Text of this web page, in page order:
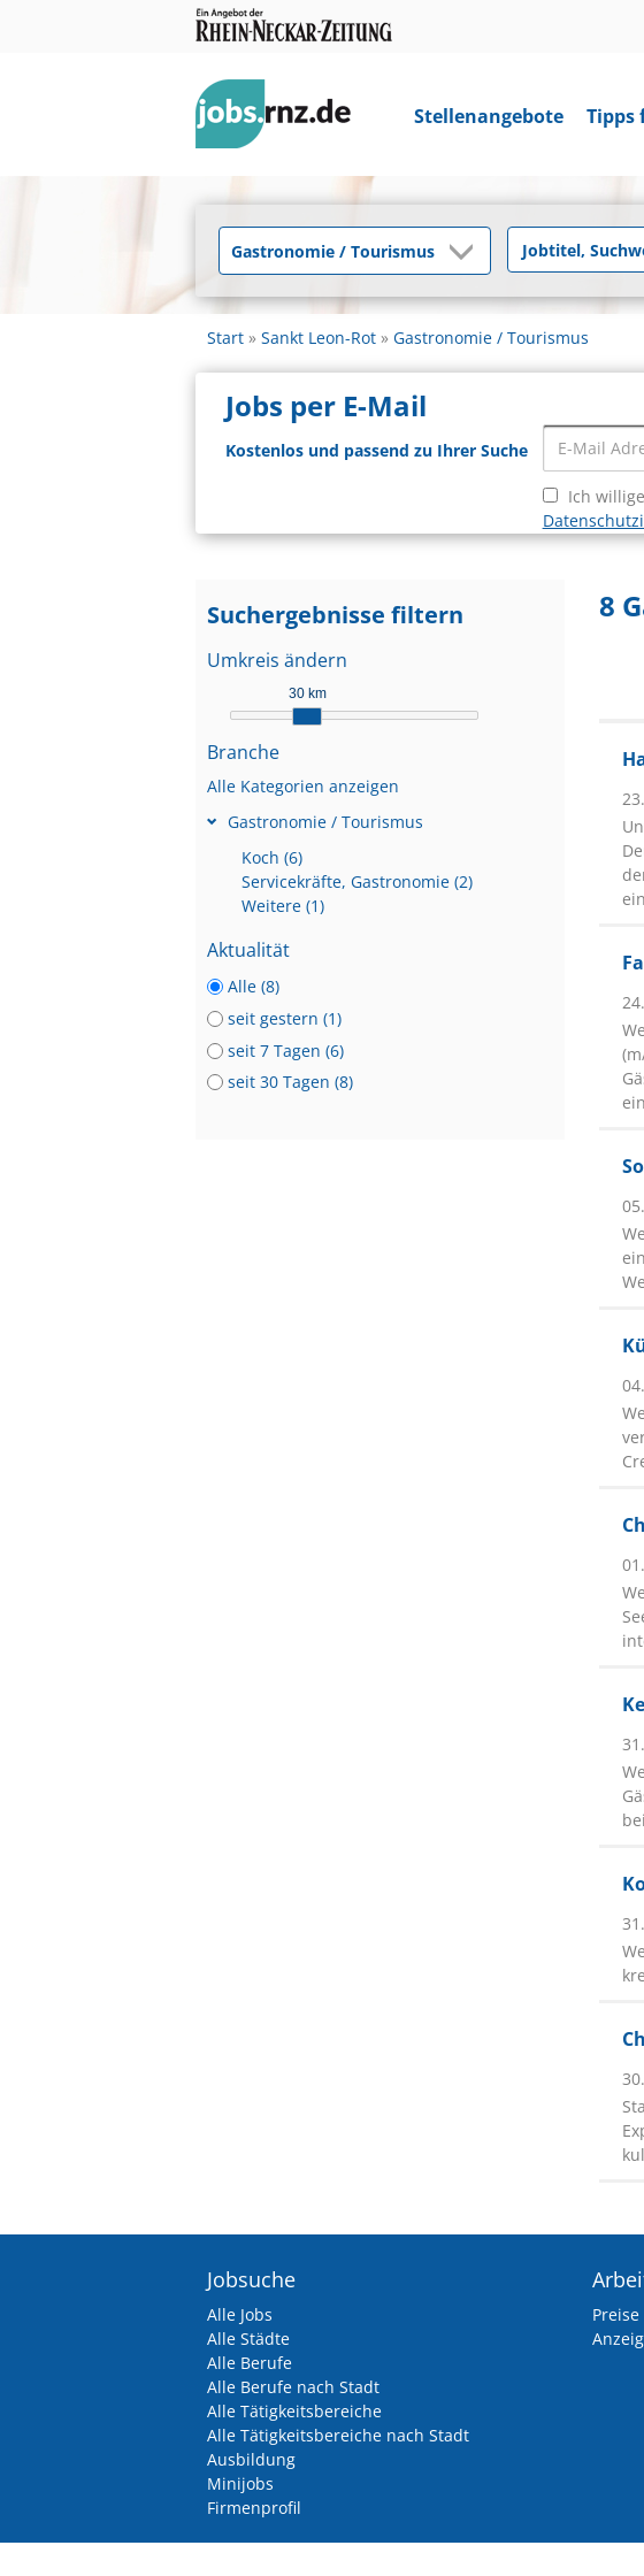
Stellenangebote Tipps
Start Sankt Leon-Rot Gastronomie / Tourismus
Jobs per E-Mail
Kostenlos und passend zu Ihrer Suche
Ich
Suchergebnisse filtern
Umkreis ändern
30 km
Branche
Alle Kategorien anzeigen
Gastronomie / Tourismus
Koch (6)
Servicekräfte, Gastronomie (2)
Weitere (1)
Aktualität
Alle (8)
seit gestern (1)
seit 7 Tagen (6)
seit 30 Tagen (8)
8
Jobsuche
Alle Jobs
Alle Städte
Alle Berufe
Alle Berufe nach Stadt
Alle Tätigkeitsbereiche
Alle Tätigkeitsbereiche nach Stadt
Ausbildung
Minijobs
Firmenprofil